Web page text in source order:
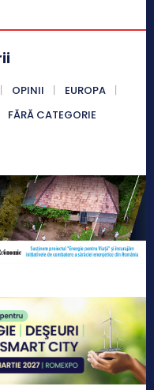
OPINII
EUROPA
FĂRĂ CATEGORIE